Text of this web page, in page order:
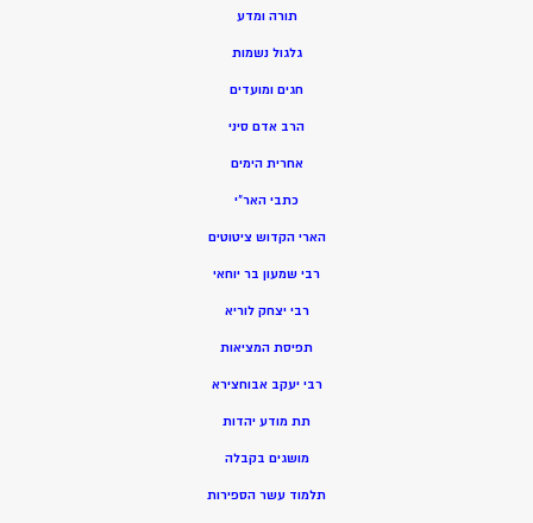
תורה ומדע
גלגול נשמות
חגים ומועדים
הרב אדם סיני
אחרית הימים
כתבי האר”י
הארי הקדוש ציטוטים
רבי שמעון בר יוחאי
רבי יצחק לוריא
תפיסת המציאות
רבי יעקב אבוחצירא
תת מודע יהדות
מושגים בקבלה
תלמוד עשר הספירות